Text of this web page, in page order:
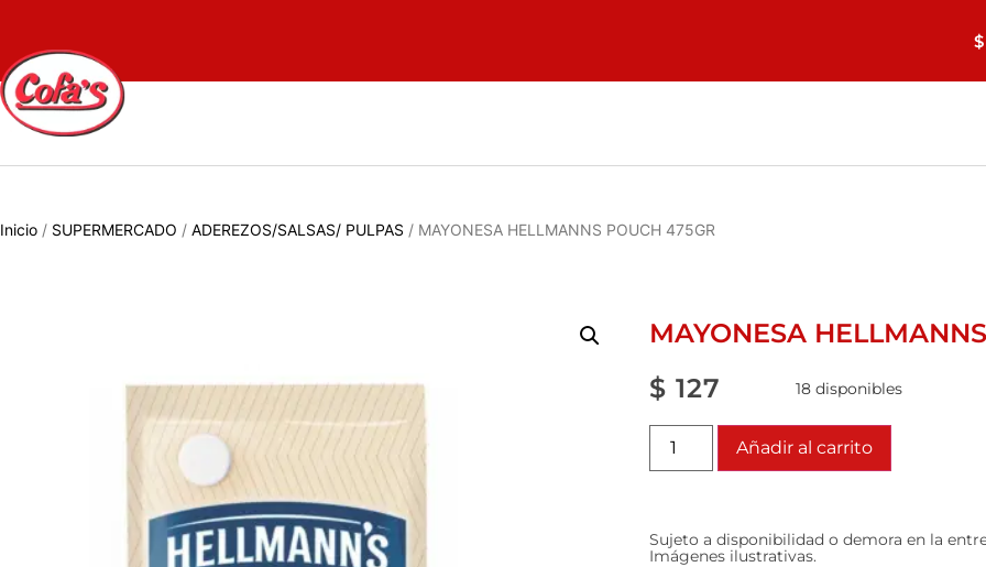
$
Inicio / SUPERMERCADO / ADEREZOS/SALSAS/ PULPAS / MAYONESA HELLMANNS POUCH 475GR
MAYONESA
$ 127 18 disponibles
Añadir al carrito
Sujeto a disponibilidad o demora en la
Imágenes ilustrativas.